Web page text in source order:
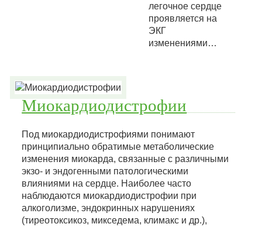
легочное сердце
проявляется на
ЭКГ
изменениями…
Миокардиодистрофии
Под миокардиодистрофиями понимают
принципиально обратимые метаболические
изменения миокарда, связанные с различными
экзо- и эндогенными патологическими
влияниями на сердце. Наиболее часто
наблюдаются миокардиодистрофии при
алкоголизме, эндокринных нарушениях
(тиреотоксикоз, микседема, климакс и др.),